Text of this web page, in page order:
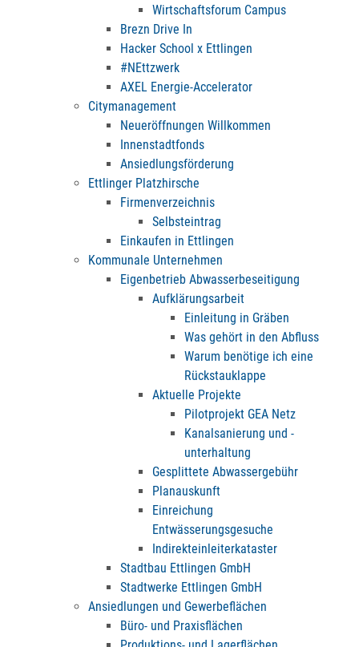
Wirtschaftsforum Campus
Brezn Drive In
Hacker School x Ettlingen
#NEttzwerk
AXEL Energie-Accelerator
Citymanagement
Neueröffnungen Willkommen
Innenstadtfonds
Ansiedlungsförderung
Ettlinger Platzhirsche
Firmenverzeichnis
Selbsteintrag
Einkaufen in Ettlingen
Kommunale Unternehmen
Eigenbetrieb Abwasserbeseitigung
Aufklärungsarbeit
Einleitung in Gräben
Was gehört in den Abfluss
Warum benötige ich eine
Rückstauklappe
Aktuelle Projekte
Pilotprojekt GEA Netz
Kanalsanierung und -
unterhaltung
Gesplittete Abwassergebühr
Planauskunft
Einreichung
Entwässerungsgesuche
Indirekteinleiterkataster
Stadtbau Ettlingen GmbH
Stadtwerke Ettlingen GmbH
Ansiedlungen und Gewerbeflächen
Büro- und Praxisflächen